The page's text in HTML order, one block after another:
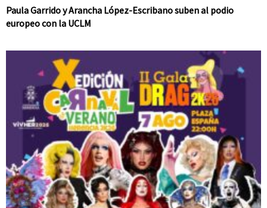
Paula Garrido y Arancha López-Escribano suben al podio
europeo con la UCLM